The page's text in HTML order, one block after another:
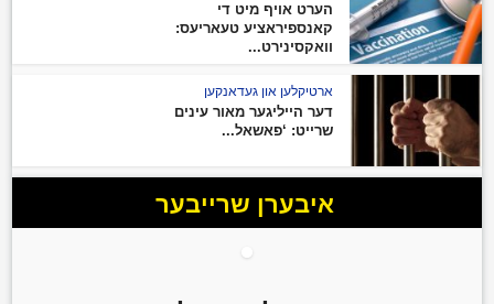
הערט אויף מיט די
קאנספיראציע טעאריעס:
וואקסינירט...
ארטיקלען און געדאנקען
דער הייליגער מאור עינים
שרייט: ‘פאשאל...
איבערן שרייבער